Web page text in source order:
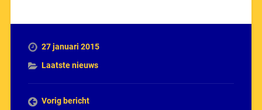
27 januari 2015
Laatste nieuws
Vorig bericht